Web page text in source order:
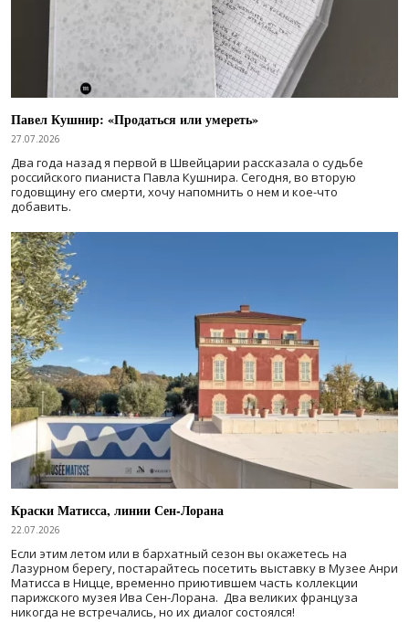
Павел Кушнир: «Продаться или умереть»
27.07.2026
Два года назад я первой в Швейцарии рассказала о судьбе
российского пианиста Павла Кушнира. Сегодня, во вторую
годовщину его смерти, хочу напомнить о нем и кое-что
добавить.
Краски Матисса, линии Сен-Лорана
22.07.2026
Если этим летом или в бархатный сезон вы окажетесь на
Лазурном берегу, постарайтесь посетить выставку в Музее Анри
Матисса в Ницце, временно приютившем часть коллекции
парижского музея Ива Сен-Лорана. Два великих француза
никогда не встречались, но их диалог состоялся!